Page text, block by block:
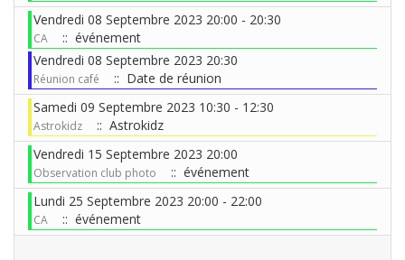
Vendredi 08 Septembre 2023 20:00 - 20:30
CA
:: événement
Vendredi 08 Septembre 2023 20:30
Réunion café
:: Date de réunion
Samedi 09 Septembre 2023 10:30 - 12:30
Astrokidz
:: Astrokidz
Vendredi 15 Septembre 2023 20:00
Observation club photo
:: événement
Lundi 25 Septembre 2023 20:00 - 22:00
CA :: événement